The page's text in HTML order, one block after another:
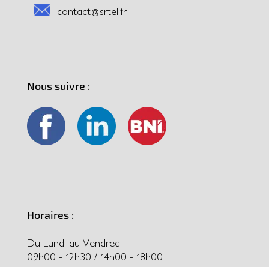
contact@srtel.fr
Nous suivre :
Horaires :
Du Lundi au Vendredi
09h00 - 12h30 / 14h00 - 18h00